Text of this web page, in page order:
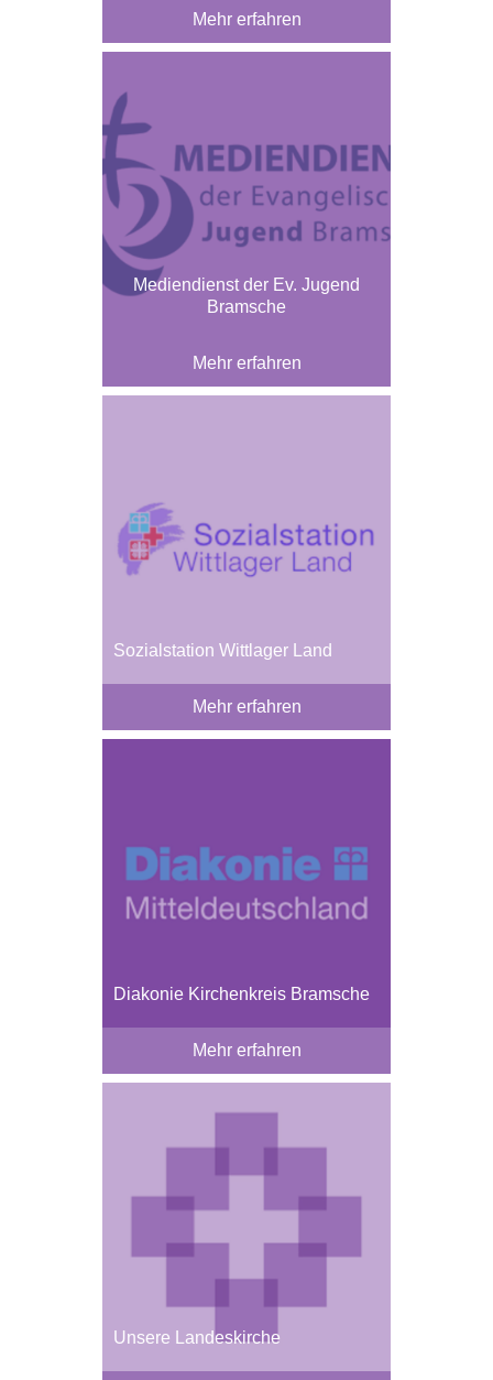
Mehr erfahren
Mediendienst der Ev. Jugend
Bramsche
Mehr erfahren
Sozialstation Wittlager Land
Mehr erfahren
Diakonie Kirchenkreis Bramsche
Mehr erfahren
Unsere Landeskirche